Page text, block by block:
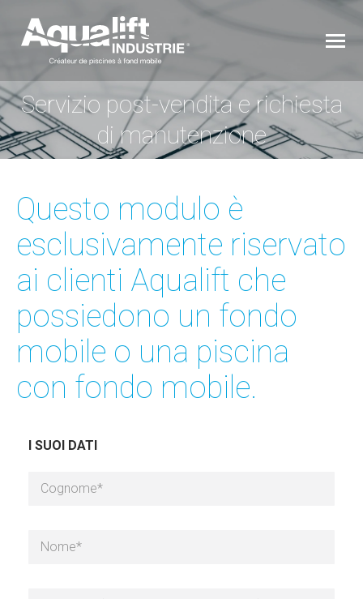
Servizio post-vendita e richiesta
di manutenzione
You are here:
Questo modulo è
esclusivamente riservato
ai clienti Aqualift che
possiedono un fondo
mobile o una piscina
con fondo mobile.
I SUOI DATI